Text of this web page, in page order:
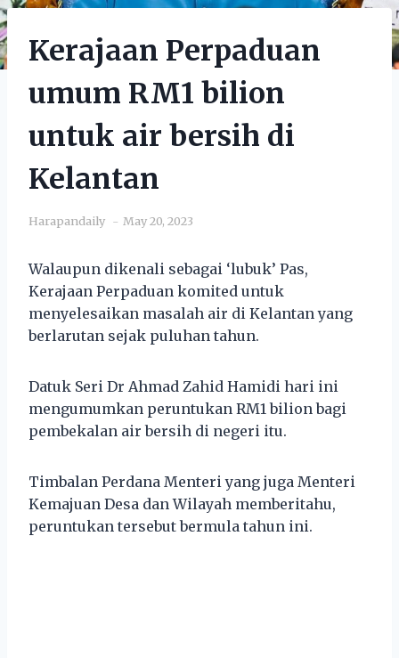
Kerajaan Perpaduan
umum RM1 bilion
untuk air bersih di
Kelantan
Harapandaily May 20, 2023
Walaupun dikenali sebagai ‘lubuk’ Pas,
Kerajaan Perpaduan komited untuk
menyelesaikan masalah air di Kelantan yang
berlarutan sejak puluhan tahun.
Datuk Seri Dr Ahmad Zahid Hamidi hari ini
mengumumkan peruntukan RM1 bilion bagi
pembekalan air bersih di negeri itu.
Timbalan Perdana Menteri yang juga Menteri
Kemajuan Desa dan Wilayah memberitahu,
peruntukan tersebut bermula tahun ini.